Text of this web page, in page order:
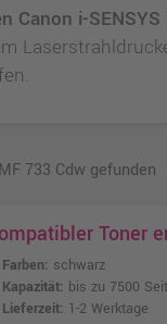
Canon i-
733 Cdw gefunden
Toner
Farben: schwarz
Kapazität: bis zu 7500
Lieferzeit: 1-2 Werktage